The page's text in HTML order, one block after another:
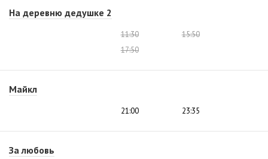
На деревню дедушке 2
11:30
15:50
17:50
Майкл
21:00 23:35
За любовь